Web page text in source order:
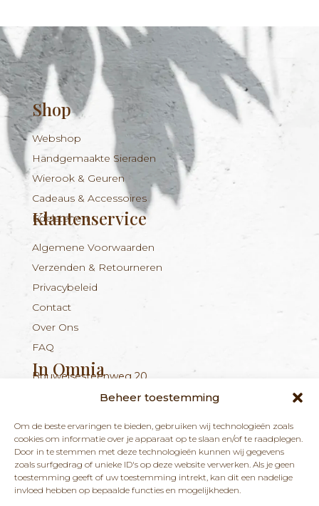
Beheer toestemming
Om de beste ervaringen te bieden, gebruiken wij technologieën zoals
cookies om informatie over je apparaat op te slaan en/of te raadplegen.
Door in te stemmen met deze technologieën kunnen wij gegevens
zoals surfgedrag of unieke ID's op deze website verwerken. Als je geen
toestemming geeft of uw toestemming intrekt, kan dit een nadelige
invloed hebben op bepaalde functies en mogelijkheden.
Shop
Webshop
Handgemaakte Sieraden
Wierook & Geuren
Cadeaus & Accessoires
Edelstenen
Klantenservice
Algemene Voorwaarden
Verzenden & Retourneren
Privacybeleid
Contact
Over Ons
FAQ
In Omnia
Bouwelsesteenweg 20
BE 1029.893.045
info@inomnia.be
+324 56 96 16 94
Nieuwsbrief
nieuws over onze winkel en praktijk.